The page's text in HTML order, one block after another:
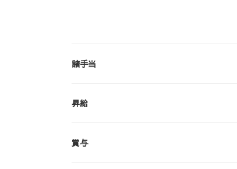
諸手当
昇給
賞与